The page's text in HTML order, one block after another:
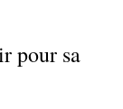
pour sa